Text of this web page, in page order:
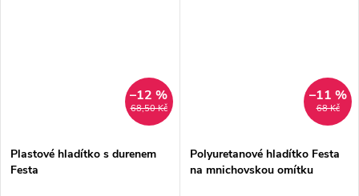
68,50 Kč
–12 %
Plastové hladítko s durenem
Festa
68 Kč
–11 %
Polyuretanové hladítko Festa
na mnichovskou omítku